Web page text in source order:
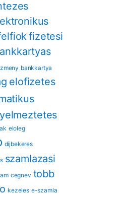
fizetesi
bankkartya
eloﬁzetes
eloleg
dijbekeres
szamlazasi
cegnev tobb
kezeles e-szamla